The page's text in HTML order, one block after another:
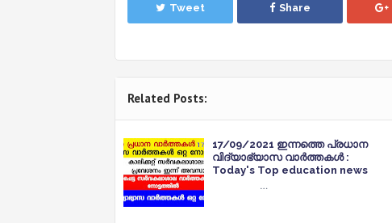
Tweet Share
Related Posts:
17/09/2021 ഇന്നത്തെ പ്രധാന
വിദ്യാഭ്യാസ വാർത്തകൾ :
Today's Top education news
…